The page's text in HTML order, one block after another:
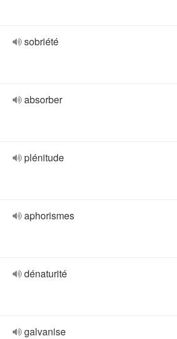
sobriété
absorber
plénitude
aphorismes
dénaturité
galvanise